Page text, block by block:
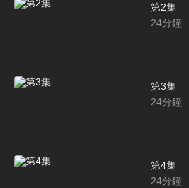
第2集
24分鐘
第3集
24分鐘
第4集
24分鐘